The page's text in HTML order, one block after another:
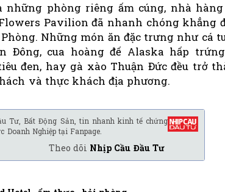
phòng riêng ấm cúng, nhà
Pavilion đã nhanh chóng khẳng
Những món ăn đặc trưng như cá
Đông, cua hoàng đế Alaska hấp
đen, hay gà xào Thuận Đức đều trở
và thực khách địa phương.
Tư, Bất Động Sản, tin nhanh kinh tế chứng
Doanh Nghiệp tại Fanpage.
Theo dõi Nhịp Cầu Đầu Tư